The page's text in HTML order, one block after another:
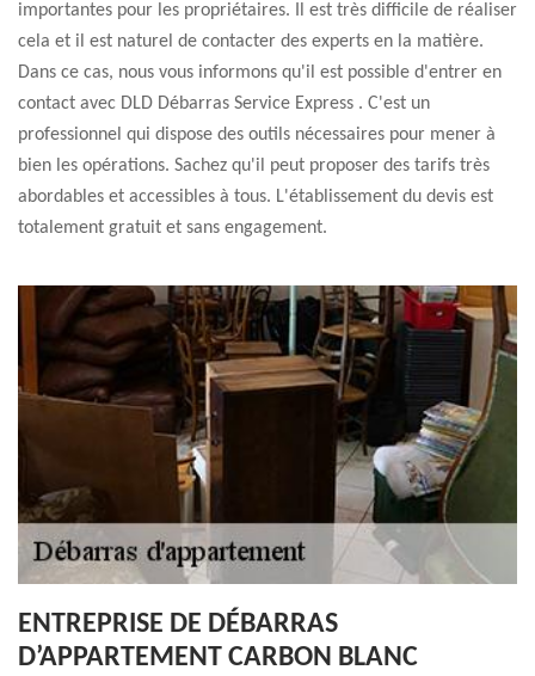
importantes pour les propriétaires. Il est très difficile de réaliser
cela et il est naturel de contacter des experts en la matière.
Dans ce cas, nous vous informons qu'il est possible d'entrer en
contact avec DLD Débarras Service Express . C'est un
professionnel qui dispose des outils nécessaires pour mener à
bien les opérations. Sachez qu'il peut proposer des tarifs très
abordables et accessibles à tous. L'établissement du devis est
totalement gratuit et sans engagement.
ENTREPRISE DE DÉBARRAS
D’APPARTEMENT CARBON BLANC